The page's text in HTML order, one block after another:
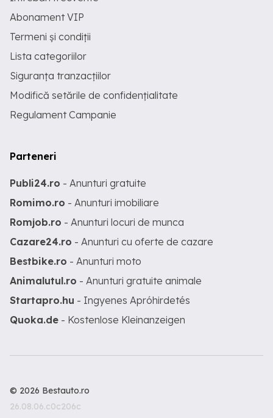
Abonament VIP
Termeni și condiții
Lista categoriilor
Siguranța tranzacțiilor
Modifică setările de confidențialitate
Regulament Campanie
Parteneri
Publi24.ro - Anunturi gratuite
Romimo.ro - Anunturi imobiliare
Romjob.ro - Anunturi locuri de munca
Cazare24.ro - Anunturi cu oferte de cazare
Bestbike.ro - Anunturi moto
Animalutul.ro - Anunturi gratuite animale
Startapro.hu - Ingyenes Apróhirdetés
Quoka.de - Kostenlose Kleinanzeigen
© 2026 Bestauto.ro
26.08.06.c0c206c